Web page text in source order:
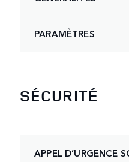
PARAMÈTRES
SÉCURITÉ
APPEL D’URGENCE